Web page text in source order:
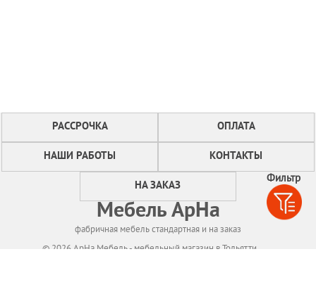
Фильтр
РАССРОЧКА ОПЛАТА
НАШИ РАБОТЫ КОНТАКТЫ
НА ЗАКАЗ
Мебель АрНа
фабричная мебель стандартная и на заказ
© 2026 АрНа Мебель - мебельный магазин в Тольятти